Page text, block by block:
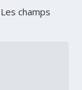
Les champs